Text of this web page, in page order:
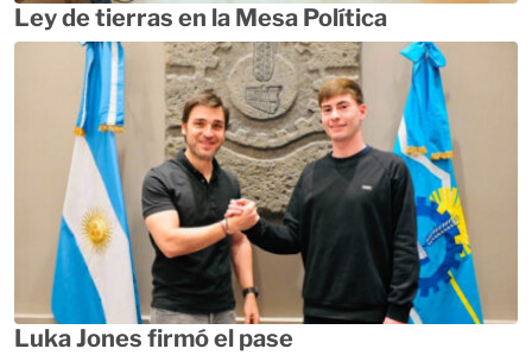
Ley de tierras en la Mesa Política
Luka Jones firmó el pase